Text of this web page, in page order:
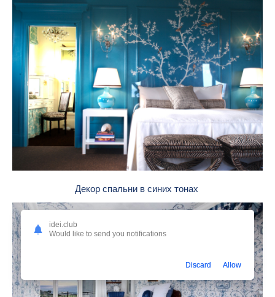
Декор спальни в синих тонах
idei.club
Would like to send you notifications
Discard Allow